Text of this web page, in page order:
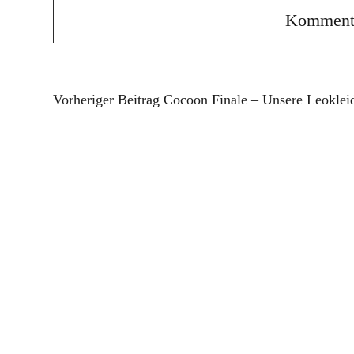
Vorheriger Beitrag Cocoon Finale – Unsere